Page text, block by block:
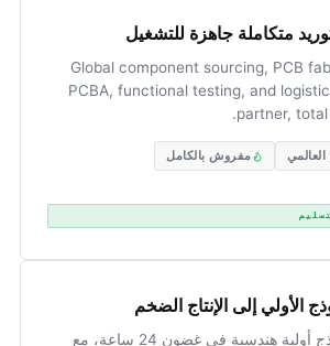
متكاملة جاهزة للتشغيل
Global component sourcing, PCB
PCBA, functional testing, and
partner, total
العالمي مفروش بالكامل
الأولي إلى الإنتاج الضخم
تصنيع نماذج أولية هندسية في غضون 24 ساعة، مع